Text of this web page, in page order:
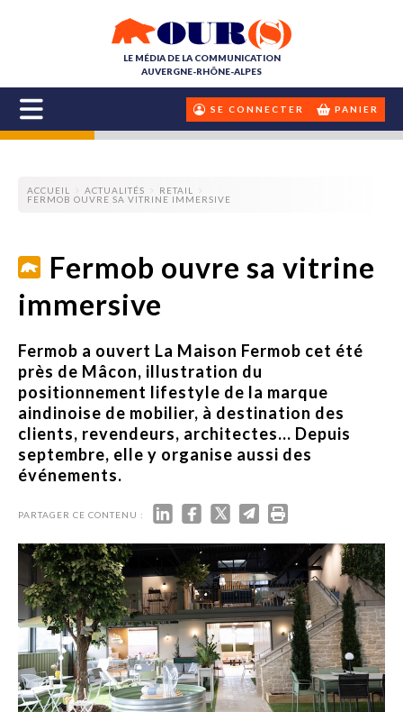
LE MÉDIA DE LA COMMUNICATION
AUVERGNE-RHÔNE-ALPES
SE CONNECTER PANIER
ACCUEIL ACTUALITÉS
RETAIL
FERMOB OUVRE SA VITRINE IMMERSIVE
Fermob ouvre sa vitrine
immersive
Fermob a ouvert La Maison Fermob cet été
près de Mâcon, illustration du
positionnement lifestyle de la marque
aindinoise de mobilier, à destination des
clients, revendeurs, architectes... Depuis
septembre, elle y organise aussi des
événements.
PARTAGER CE CONTENU :